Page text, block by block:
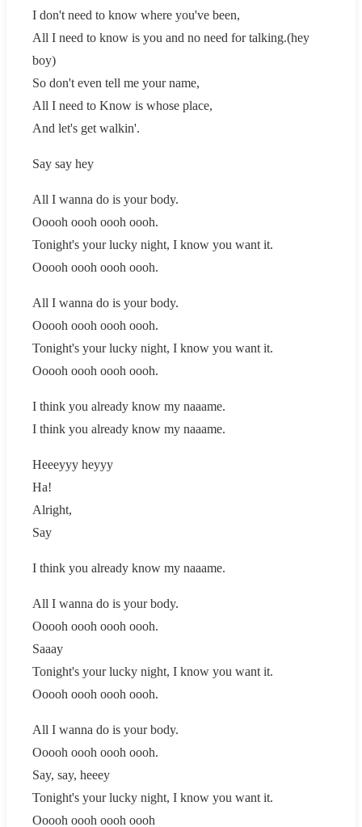
I don't need to know where you've been,
All I need to know is you and no need for talking.(hey
boy)
So don't even tell me your name,
All I need to Know is whose place,
And let's get walkin'.
Say say hey
All I wanna do is your body.
Ooooh oooh oooh oooh.
Tonight's your lucky night, I know you want it.
Ooooh oooh oooh oooh.
All I wanna do is your body.
Ooooh oooh oooh oooh.
Tonight's your lucky night, I know you want it.
Ooooh oooh oooh oooh.
I think you already know my naaame.
I think you already know my naaame.
Heeeyyy heyyy
Ha!
Alright,
Say
I think you already know my naaame.
All I wanna do is your body.
Ooooh oooh oooh oooh.
Saaay
Tonight's your lucky night, I know you want it.
Ooooh oooh oooh oooh.
All I wanna do is your body.
Ooooh oooh oooh oooh.
Say, say, heeey
Tonight's your lucky night, I know you want it.
Ooooh oooh oooh oooh